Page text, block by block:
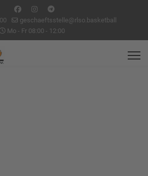
geschaeftsstelle@rlso.basketball
Mo - Fr 08:00 - 12:00